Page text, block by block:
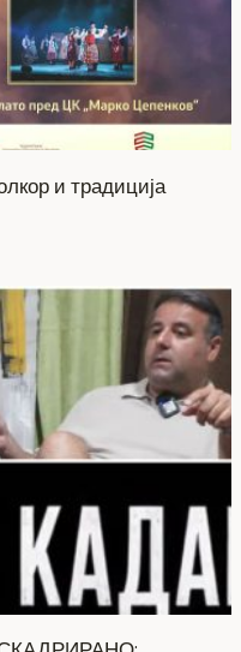
и традиција